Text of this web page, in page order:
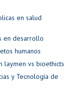
en salud
en desarrollo
humanos
laymen vs bioethicts
y Tecnología de